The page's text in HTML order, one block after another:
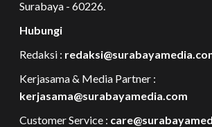
Surabaya - 60226.
Hubungi
Redaksi :
Kerjasama & Media Partner :
kerjasama@surabayamedia.com
Customer Service :